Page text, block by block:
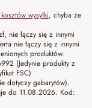
wysyłki, chyba że
nie łączy się z innymi
nie łączy się z innymi
produktów.
(Jedynie produkty z
FSC)
dotyczy gabarytów).
do 11.08.2026. Kod: